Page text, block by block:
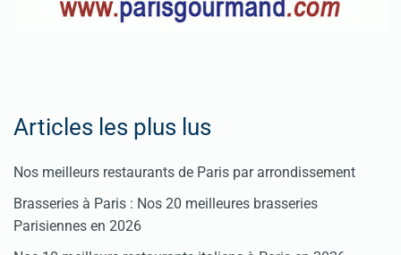
restaurant
Articles les plus lus
Nos meilleurs restaurants de Paris par arrondissement
Brasseries à Paris : Nos 20 meilleures brasseries
Parisiennes en 2026